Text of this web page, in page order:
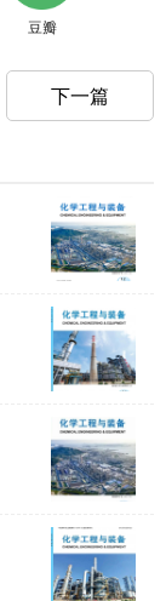
豆瓣
下一篇